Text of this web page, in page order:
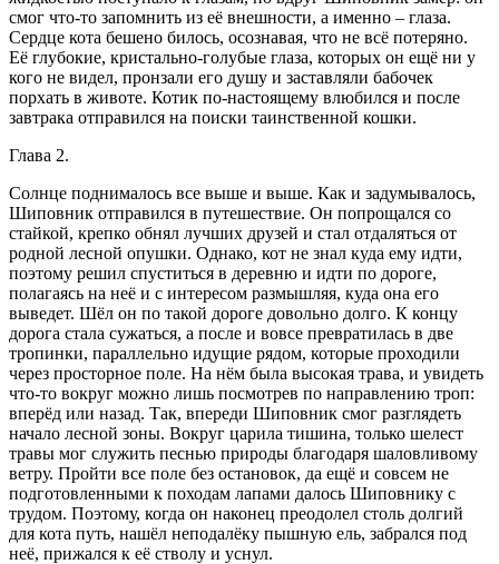
смог что-то запомнить из её внешности, а именно – глаза.
Сердце кота бешено билось, осознавая, что не всё потеряно.
Её глубокие, кристально-голубые глаза, которых он ещё ни у
кого не видел, пронзали его душу и заставляли бабочек
порхать в животе. Котик по-настоящему влюбился и после
завтрака отправился на поиски таинственной кошки.
Глава 2.
Солнце поднималось все выше и выше. Как и задумывалось,
Шиповник отправился в путешествие. Он попрощался со
стайкой, крепко обнял лучших друзей и стал отдаляться от
родной лесной опушки. Однако, кот не знал куда ему идти,
поэтому решил спуститься в деревню и идти по дороге,
полагаясь на неё и с интересом размышляя, куда она его
выведет. Шёл он по такой дороге довольно долго. К концу
дорога стала сужаться, а после и вовсе превратилась в две
тропинки, параллельно идущие рядом, которые проходили
через просторное поле. На нём была высокая трава, и увидеть
что-то вокруг можно лишь посмотрев по направлению троп:
вперёд или назад. Так, впереди Шиповник смог разглядеть
начало лесной зоны. Вокруг царила тишина, только шелест
травы мог служить песнью природы благодаря шаловливому
ветру. Пройти все поле без остановок, да ещё и совсем не
подготовленными к походам лапами далось Шиповнику с
трудом. Поэтому, когда он наконец преодолел столь долгий
для кота путь, нашёл неподалёку пышную ель, забрался под
неё, прижался к её стволу и уснул.